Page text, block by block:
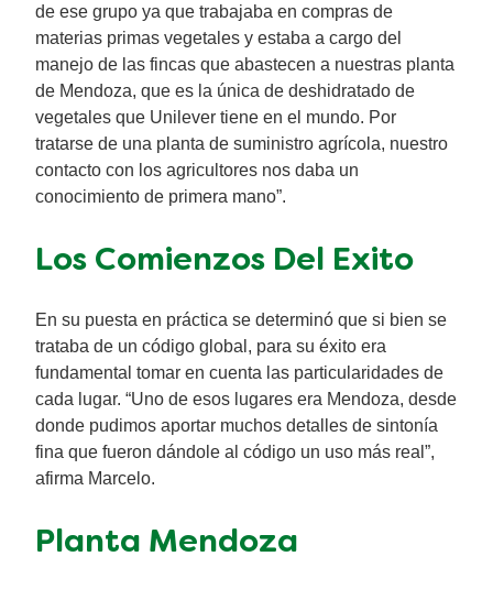
de ese grupo ya que trabajaba en compras de
materias primas vegetales y estaba a cargo del
manejo de las fincas que abastecen a nuestras planta
de Mendoza, que es la única de deshidratado de
vegetales que Unilever tiene en el mundo. Por
tratarse de una planta de suministro agrícola, nuestro
contacto con los agricultores nos daba un
conocimiento de primera mano”.
Los Comienzos Del Exito
En su puesta en práctica se determinó que si bien se
trataba de un código global, para su éxito era
fundamental tomar en cuenta las particularidades de
cada lugar. “Uno de esos lugares era Mendoza, desde
donde pudimos aportar muchos detalles de sintonía
fina que fueron dándole al código un uso más real”,
afirma Marcelo.
Planta Mendoza